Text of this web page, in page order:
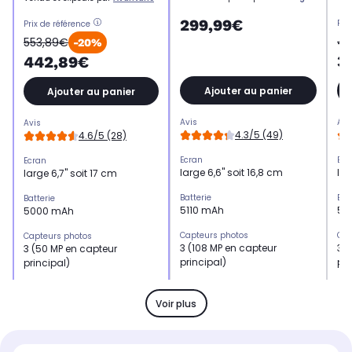
Prix de référence
553,89€ -20%
442,89€
Ajouter au panier
Avis
4.6/5 (28)
Ecran
large 6,7" soit 17 cm
Batterie
5000 mAh
Capteurs photos
3 (50 MP en capteur
principal)
299,99€
Ajouter au panier
Avis
4.3/5 (49)
Ecran
large 6,6" soit 16,8 cm
Batterie
5110 mAh
Capteurs photos
3 (108 MP en capteur
principal)
Mémoire RAM
8 Go
3
Voir plus